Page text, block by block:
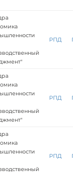
РПД
РПД
РПД